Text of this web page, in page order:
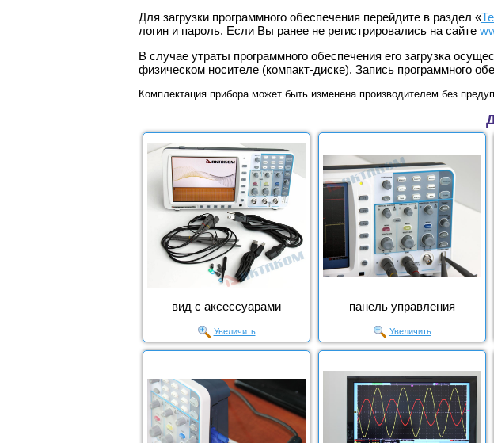
Для загрузки программного обеспечения перейдите в раздел «
логин и пароль. Если Вы ранее не регистрировались на сайте
В случае утраты программного обеспечения его загрузка
физическом носителе (компакт-диске). Запись программного
Комплектация прибора может быть изменена производителем без
вид с аксессуарами
Увеличить
панель управления
Увеличить